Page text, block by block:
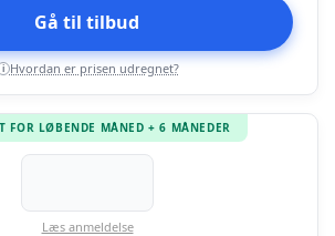
Gå til tilbud
i Hvordan er prisen udregnet?
FOR LØBENDE MÅNED + 6 MÅNEDER
Læs anmeldelse